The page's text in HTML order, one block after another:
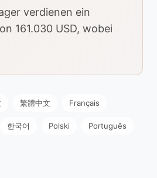
verdienen ein
161.030 USD, wobei
繁體中文 Français
한국어 Polski Português